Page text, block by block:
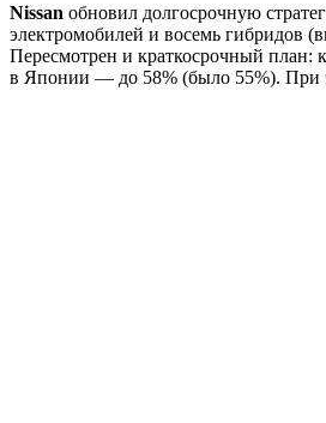
Nissan обновил долгосрочную
электромобилей и восемь гибридов
Пересмотрен и краткосрочный план:
в Японии — до 58% (было 55%). При